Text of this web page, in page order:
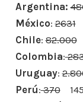
Argentina:
México:2631
Chile:82.000
Colombia:
Uruguay:
Perú:370145